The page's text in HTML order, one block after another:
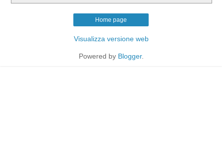
Home page
Visualizza versione web
Powered by Blogger.